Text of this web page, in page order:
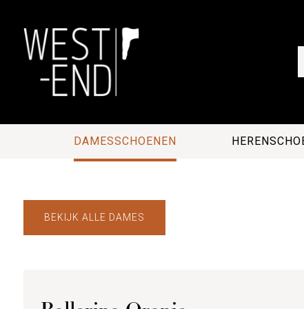
DAMESSCHOENEN
BEKIJK ALLE DAMES